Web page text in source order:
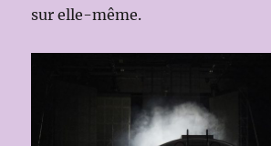
sur elle-même.